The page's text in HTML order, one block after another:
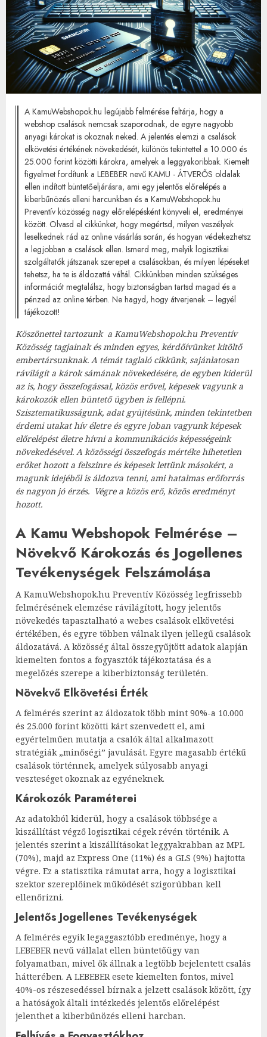
A KamuWebshopok.hu legújabb felmérése feltárja, hogy a
webshop csalások nemcsak szaporodnak, de egyre nagyobb
anyagi károkat is okoznak neked. A jelentés elemzi a csalások
elkövetési értékének növekedését, különös tekintettel a 10.000 és
25.000 forint közötti károkra, amelyek a leggyakoribbak. Kiemelt
figyelmet fordítunk a LEBEBER nevű KAMU - ÁTVERŐS oldalak
ellen indított büntetőeljárásra, ami egy jelentős előrelépés a
kiberbűnözés elleni harcunkban és a KamuWebshopok.hu
Preventív közösség nagy előrelépésként könyveli el, eredményei
között. Olvasd el cikkünket, hogy megértsd, milyen veszélyek
leselkednek rád az online vásárlás során, és hogyan védekezhetsz
a legjobban a csalások ellen. Ismerd meg, melyik logisztikai
szolgáltatók játszanak szerepet a csalásokban, és milyen lépéseket
tehetsz, ha te is áldozattá váltál. Cikkünkben minden szükséges
információt megtalálsz, hogy biztonságban tartsd magad és a
pénzed az online térben. Ne hagyd, hogy átverjenek – legyél
tájékozott!
Köszönettel tartozunk a KamuWebshopok.hu Preventív
Közösség tagjainak és minden egyes, kérdőívünket kitöltő
embertársunknak. A témát taglaló cikkünk, sajánlatosan
rávilágít a károk sámának növekedésére, de egyben kiderül
az is, hogy összefogással, közös erővel, képesek vagyunk a
károkozók ellen büntető ügyben is fellépni.
Szisztematikusságunk, adat gyüjtésünk, minden tekintetben
érdemi utakat hív életre és egyre joban vagyunk képesek
előrelépést életre hívni a kommunikációs képességeink
növekedésével. A közösségi összefogás mértéke hihetetlen
erőket hozott a felszinre és képesek lettünk másokért, a
magunk idejéből is áldozva tenni, ami hatalmas erőforrás
és nagyon jó érzés. Végre a közös erő, közös eredményt
hozott.
A Kamu Webshopok Felmérése –
Növekvő Károkozás és Jogellenes
Tevékenységek Felszámolása
A KamuWebshopok.hu Preventív Közösség legfrissebb
felmérésének elemzése rávilágított, hogy jelentős
növekedés tapasztalható a webes csalások elkövetési
értékében, és egyre többen válnak ilyen jellegű csalások
áldozatává. A közösség által összegyűjtött adatok alapján
kiemelten fontos a fogyasztók tájékoztatása és a
megelőzés szerepe a kiberbiztonság területén.
Növekvő Elkövetési Érték
A felmérés szerint az áldozatok több mint 90%-a 10.000
és 25.000 forint közötti kárt szenvedett el, ami
egyértelműen mutatja a csalók által alkalmazott
stratégiák „minőségi” javulását. Egyre magasabb értékű
csalások történnek, amelyek súlyosabb anyagi
veszteséget okoznak az egyéneknek.
Károkozók Paraméterei
Az adatokból kiderül, hogy a csalások többsége a
kiszállítást végző logisztikai cégek révén történik. A
jelentés szerint a kiszállításokat leggyakrabban az MPL
(70%), majd az Express One (11%) és a GLS (9%) hajtotta
végre. Ez a statisztika rámutat arra, hogy a logisztikai
szektor szereplőinek működését szigorúbban kell
ellenőrizni.
Jelentős Jogellenes Tevékenységek
A felmérés egyik legaggasztóbb eredménye, hogy a
LEBEBER nevű vállalat ellen büntetőügy van
folyamatban, mivel ők állnak a legtöbb bejelentett csalás
hátterében. A LEBEBER esete kiemelten fontos, mivel
40%-os részesedéssel bírnak a jelzett csalások között, így
a hatóságok általi intézkedés jelentős előrelépést
jelenthet a kiberbűnözés elleni harcban.